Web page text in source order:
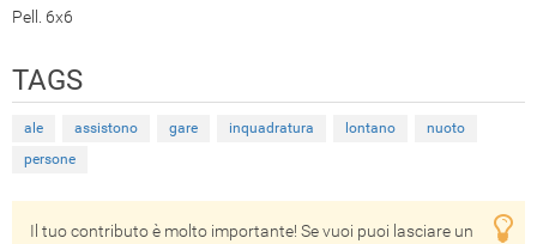
Pell. 6x6
TAGS
ale assistono gare inquadratura lontano
nuoto
persone
Il tuo contributo è molto importante! Se vuoi puoi lasciare un